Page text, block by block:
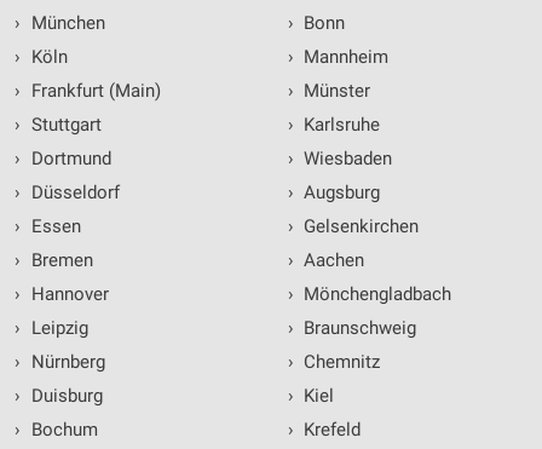
›
München
›
Köln
›
Frankfurt (Main)
› Stuttgart
›
Dortmund
›
Düsseldorf
›
Essen
›
Bremen
›
Hannover
›
Leipzig
›
Nürnberg
›
Duisburg
›
Bochum
› Bonn
› Mannheim
› Münster
› Karlsruhe
› Wiesbaden
› Augsburg
› Gelsenkirchen
› Aachen
› Mönchengladbach
› Braunschweig
› Chemnitz
› Kiel
› Krefeld